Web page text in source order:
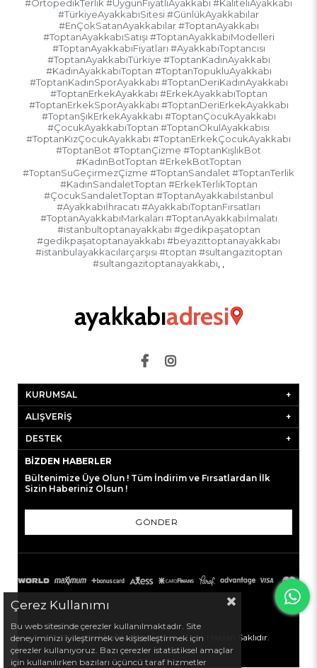
#OrtopedikTerlik #UygunFiyatlıAyakkabı #KaliteliAyakkabı
#TürkiyeAyakkabıSitesi #GünlükAyakkabılar
#EnÇokSatanAyakkabılar #ToptanAyakkabı
#ToptanAyakkabıSatışı #ToptanAyakkabıModelleri
#ToptanAyakkabıFiyatları #AyakkabıToptancısı
#ToptanAyakkabıTürkiye #ToptanKadınAyakkabı
#KadınAyakkabıToptan #ToptanTopukluAyakkabı
#ToptanKadınSporAyakkabı #ToptanDeriKadınAyakkabı
#ToptanErkekAyakkabı #ErkekAyakkabıToptan
#ToptanErkekSporAyakkabı #ToptanDeriErkekAyakkabı
#ToptanŞıkErkekAyakkabı #ToptanÇocukAyakkabı
#ÇocukAyakkabıToptan #ToptanOkulAyakkabısı
#ToptanKızÇocukAyakkabı #ToptanErkekÇocukAyakkabı
#ToptanBot #ToptanÇizme #ToptanKışlıkBot
#KadınBotToptan #ErkekBotToptan
#ToptanSuGeçirmezÇizme #ToptanSandalet #ToptanTerlik
#KadınSandaletToptan #ErkekTerlikToptan
#ÇocukSandaletToptan #ToptanAyakkabıİstanbul
#Ayakkabıİhracatı #AyakkabıToptanFırsatları
#ToptanAyakkabıMarkaları #ToptanAyakkabıİmalatı
#istanbultoptanayakkabı #gedikpaşatoptan
#gedikpaşatoptanayakkabı #beyazıttoptanayakkabı
#istanbulayakkacılarçarşısı #toptan #sultangazitoptan
#sultangazitoptanayakkabı
KURUMSAL
ALIŞVERİŞ
DESTEK
BIZDEN HABERLER
Bültenimize Üye Olun ! Tüm İndirim ve Fırsatlardan İlk
Sizin Haberiniz Olsun !
GÖNDER
© 2022ayakkabiadresi.com- Tüm Hakları Saklıdır.
Çerez Kullanımı
Bu web sitesinde çerezler kullanılmaktadır. Site
deneyiminizi iyileştirmek ve kişiselleştirmek için
çerezler kullanıyoruz. Bazı çerezler istatistiksel amaçlar
için kullanılırken bazıları üçüncü taraf hizmetler